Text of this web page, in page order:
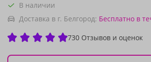
В наличии
Доставка в г. Белгород: Бесплатно в
730 Отзывов и оценок